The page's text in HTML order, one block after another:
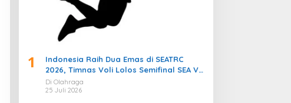
1
Indonesia Raih Dua Emas di SEATRC
2026, Timnas Voli Lolos Semifinal SEA V
Cup! Pekan Olahraga Nasional
Bergemuruh
Di Olahraga
25 Juli 2026